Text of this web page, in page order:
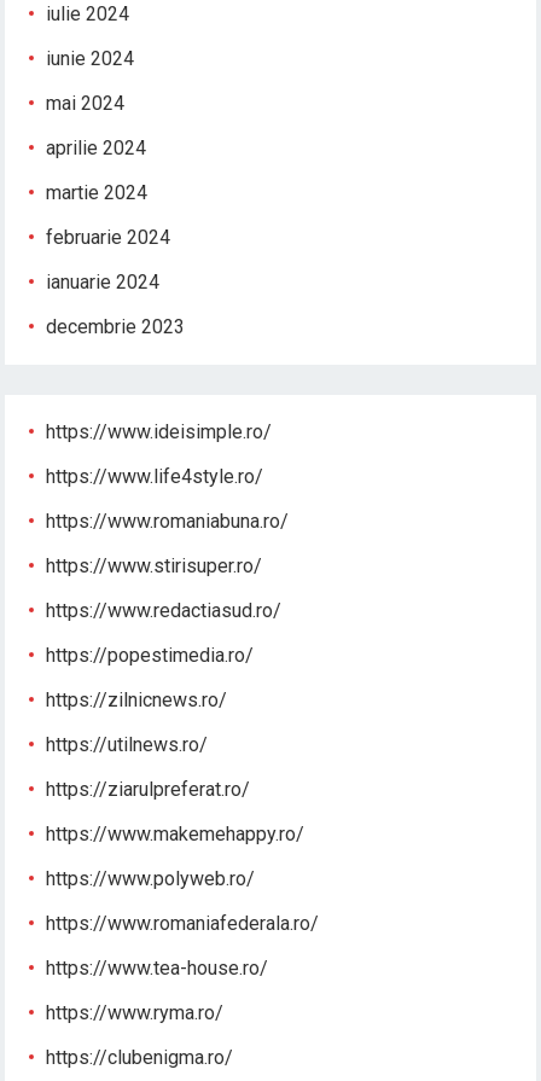
iulie 2024
iunie 2024
mai 2024
aprilie 2024
martie 2024
februarie 2024
ianuarie 2024
decembrie 2023
https://www.ideisimple.ro/
https://www.life4style.ro/
https://www.romaniabuna.ro/
https://www.stirisuper.ro/
https://www.redactiasud.ro/
https://popestimedia.ro/
https://zilnicnews.ro/
https://utilnews.ro/
https://ziarulpreferat.ro/
https://www.makemehappy.ro/
https://www.polyweb.ro/
https://www.romaniafederala.ro/
https://www.tea-house.ro/
https://www.ryma.ro/
https://clubenigma.ro/